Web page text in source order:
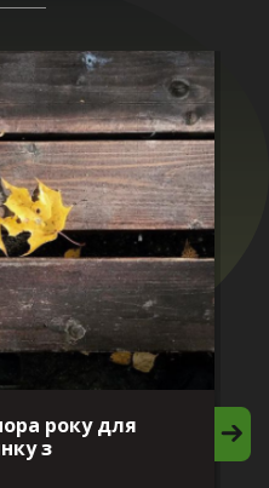
року для
з